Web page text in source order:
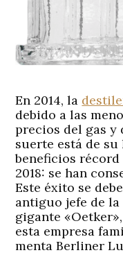
En 2014, la
debido a las
precios del gas y
suerte está de
beneficios
2018: se han
Este éxito se
antiguo jefe de la
gigante
esta empresa
menta Berliner